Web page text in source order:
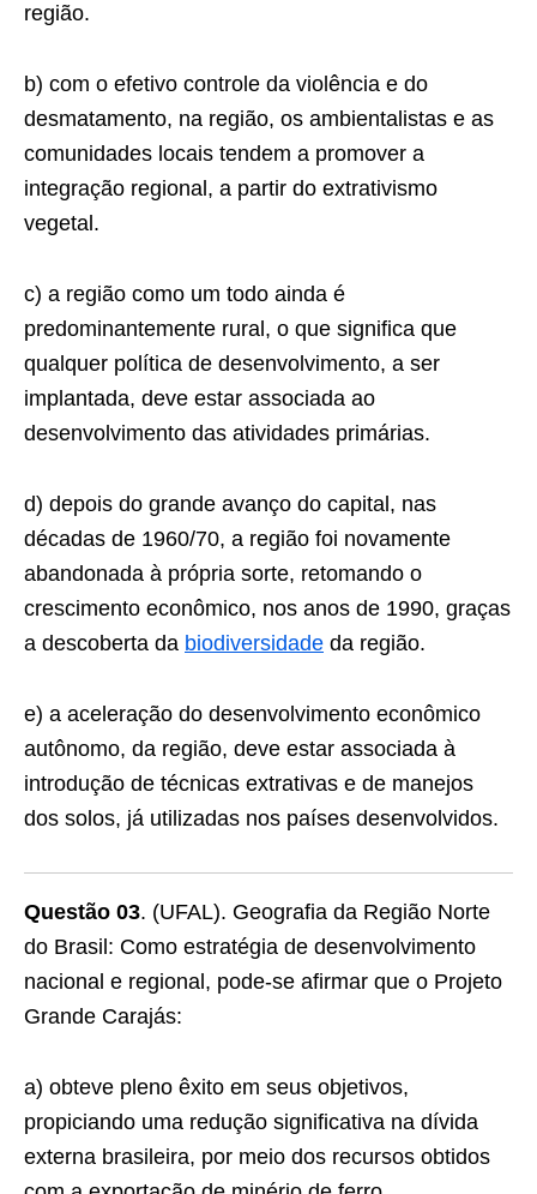
região.
b) com o efetivo controle da violência e do
desmatamento, na região, os ambientalistas e as
comunidades locais tendem a promover a
integração regional, a partir do extrativismo
vegetal.
c) a região como um todo ainda é
predominantemente rural, o que significa que
qualquer política de desenvolvimento, a ser
implantada, deve estar associada ao
desenvolvimento das atividades primárias.
d) depois do grande avanço do capital, nas
décadas de 1960/70, a região foi novamente
abandonada à própria sorte, retomando o
crescimento econômico, nos anos de 1990, graças
a descoberta da biodiversidade da região.
e) a aceleração do desenvolvimento econômico
autônomo, da região, deve estar associada à
introdução de técnicas extrativas e de manejos
dos solos, já utilizadas nos países desenvolvidos.
Questão 03. (UFAL). Geografia da Região Norte
do Brasil: Como estratégia de desenvolvimento
nacional e regional, pode-se afirmar que o Projeto
Grande Carajás:
a) obteve pleno êxito em seus objetivos,
propiciando uma redução significativa na dívida
externa brasileira, por meio dos recursos obtidos